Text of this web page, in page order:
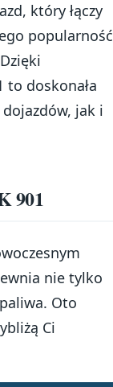
który łączy
popularność
to doskonała
jak i
901
nie tylko
Oto
Ci